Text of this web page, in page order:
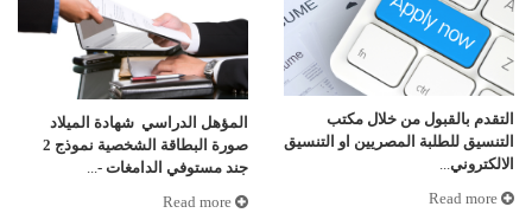
التقدم بالقبول من خلال مكتب
التنسيق للطلبة المصريين او التنسيق
الالكتروني...
Read more
المؤهل الدراسي شهادة الميلاد
صورة البطاقة الشخصية
نموذج 2
جند مستوفي الدامغات -...
Read more